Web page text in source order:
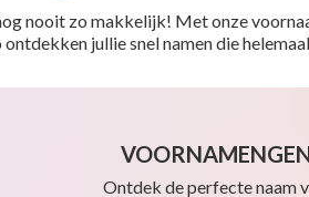
nooit zo makkelijk! Met onze
jullie snel namen die
Ontdek de perfecte naam